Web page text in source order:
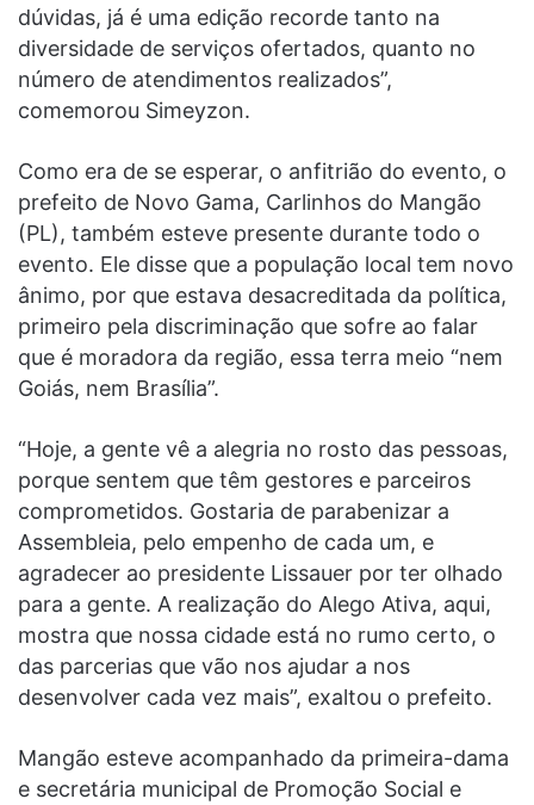
dúvidas, já é uma edição recorde tanto na
diversidade de serviços ofertados, quanto no
número de atendimentos realizados”,
comemorou Simeyzon.
Como era de se esperar, o anfitrião do evento, o
prefeito de Novo Gama, Carlinhos do Mangão
(PL), também esteve presente durante todo o
evento. Ele disse que a população local tem novo
ânimo, por que estava desacreditada da política,
primeiro pela discriminação que sofre ao falar
que é moradora da região, essa terra meio “nem
Goiás, nem Brasília”.
“Hoje, a gente vê a alegria no rosto das pessoas,
porque sentem que têm gestores e parceiros
comprometidos. Gostaria de parabenizar a
Assembleia, pelo empenho de cada um, e
agradecer ao presidente Lissauer por ter olhado
para a gente. A realização do Alego Ativa, aqui,
mostra que nossa cidade está no rumo certo, o
das parcerias que vão nos ajudar a nos
desenvolver cada vez mais”, exaltou o prefeito.
Mangão esteve acompanhado da primeira-dama
e secretária municipal de Promoção Social e